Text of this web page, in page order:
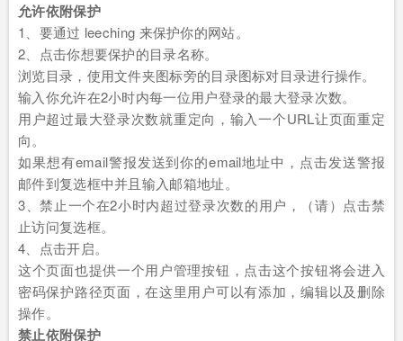
允许依附保护
1、要通过 leeching 来保护你的网站。
2、点击你想要保护的目录名称。
浏览目录，使用文件夹图标旁的目录图标对目录进行操作。
输入你允许在2小时内每一位用户登录的最大登录次数。
用户超过最大登录次数就重定向，输入一个URL让页面重定
向。
如果想有email警报发送到你的email地址中，点击发送警报
邮件到复选框中并且输入邮箱地址。
3、禁止一个在2小时内超过登录次数的用户，（请）点击禁
止访问复选框。
4、点击开启。
这个页面也提供一个用户管理按钮，点击这个按钮将会进入
密码保护路径页面，在这里用户可以有添加，编辑以及删除
操作。
禁止依附保护